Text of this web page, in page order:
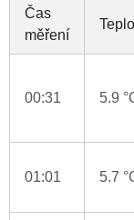
Čas
měření
00:31 5.9
01:01 5.7